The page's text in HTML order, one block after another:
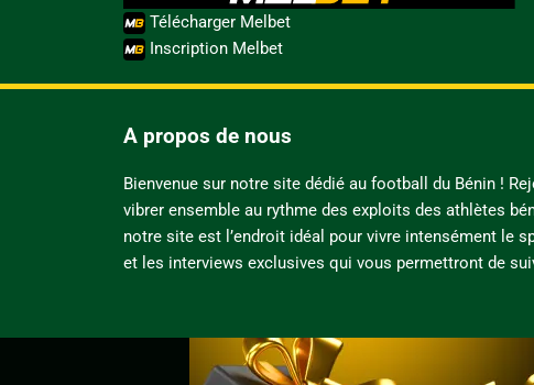
Télécharger Melbet
Inscription Melbet
A propos de nous
Bienvenue sur notre site dédié au football du Bénin !
vibrer ensemble au rythme des exploits des athlètes
notre site est l’endroit idéal pour vivre intensément le
et les interviews exclusives qui vous permettront de